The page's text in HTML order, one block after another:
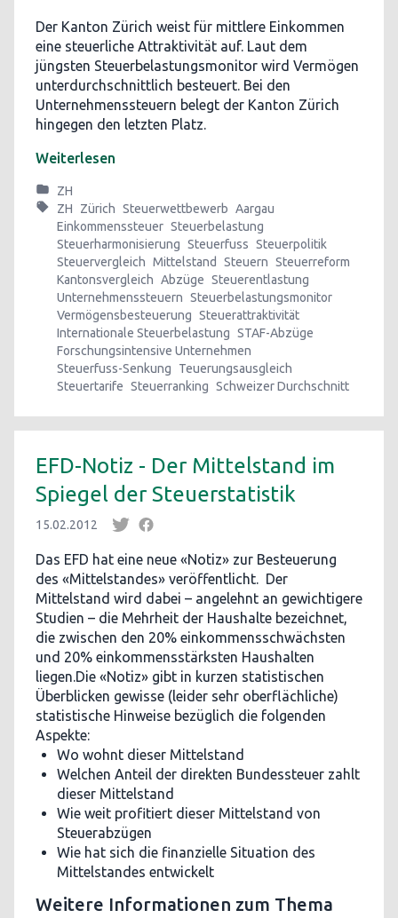
Der Kanton Zürich weist für mittlere Einkommen
eine steuerliche Attraktivität auf. Laut dem
jüngsten Steuerbelastungsmonitor wird Vermögen
unterdurchschnittlich besteuert. Bei den
Unternehmenssteuern belegt der Kanton Zürich
hingegen den letzten Platz.
Weiterlesen
ZH
ZH
Zürich Steuerwettbewerb Aargau
Einkommenssteuer Steuerbelastung
Steuerharmonisierung Steuerfuss Steuerpolitik
Steuervergleich Mittelstand Steuern Steuerreform
Kantonsvergleich Abzüge Steuerentlastung
Unternehmenssteuern Steuerbelastungsmonitor
Vermögensbesteuerung Steuerattraktivität
Internationale Steuerbelastung STAF-Abzüge
Forschungsintensive Unternehmen
Steuerfuss-Senkung
Teuerungsausgleich
Steuertarife Steuerranking Schweizer Durchschnitt
EFD-Notiz - Der Mittelstand im
Spiegel der Steuerstatistik
15.02.2012
Das EFD hat eine neue «Notiz» zur Besteuerung
des «Mittelstandes» veröffentlicht. Der
Mittelstand wird dabei – angelehnt an gewichtigere
Studien – die Mehrheit der Haushalte bezeichnet,
die zwischen den 20% einkommensschwächsten
und 20% einkommensstärksten Haushalten
liegen.Die «Notiz» gibt in kurzen statistischen
Überblicken gewisse (leider sehr oberflächliche)
statistische Hinweise bezüglich die folgenden
Aspekte:
Wo wohnt dieser Mittelstand
Welchen Anteil der direkten Bundessteuer zahlt
dieser Mittelstand
Wie weit profitiert dieser Mittelstand von
Steuerabzügen
Wie hat sich die finanzielle Situation des
Mittelstandes entwickelt
Weitere Informationen zum Thema